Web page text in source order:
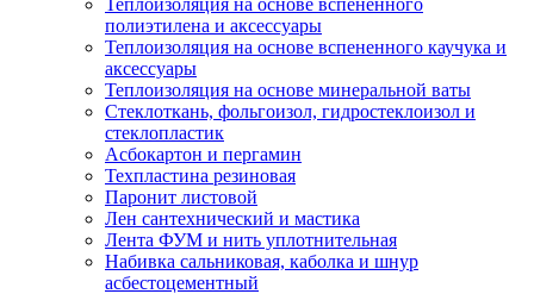
Теплоизоляция на основе вспененного
полиэтилена и аксессуары
Теплоизоляция на основе вспененного каучука и
аксессуары
Теплоизоляция на основе минеральной ваты
Стеклоткань, фольгоизол, гидростеклоизол и
стеклопластик
Асбокартон и пергамин
Техпластина резиновая
Паронит листовой
Лен сантехнический и мастика
Лента ФУМ и нить уплотнительная
Набивка сальниковая, каболка и шнур
асбестоцементный